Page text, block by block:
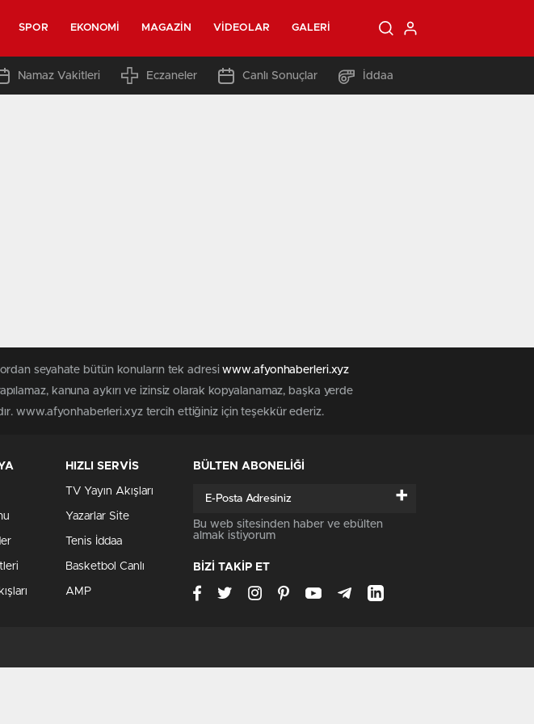
SPOR EKONOMI MAGAZIN VIDEOLAR GALERI
Namaz Vakitleri Eczaneler Canlı Sonuçlar İddaa
seyahate bütün konuların tek adresiwww.afyonhaberleri.xyz
kanuna aykırı ve izinsiz olarak kopyalanamaz, başka yerde
www.afyonhaberleri.xyz tercih ettiğiniz için teşekkür ederiz.
HIZLI SERVİS
TV Yayın Akışları
Yazarlar Site
Tenis İddaa
Basketbol Canlı
AMP
BÜLTEN ABONELİĞİ
+
Bu web sitesinden haber ve ebülten
almak istiyorum
BİZİ TAKİP ET